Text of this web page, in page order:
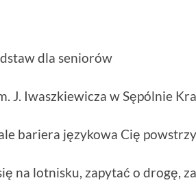
dla seniorów
J. Iwaszkiewicza w Sępólnie
bariera językowa Cię
na lotnisku, zapytać o drogę,